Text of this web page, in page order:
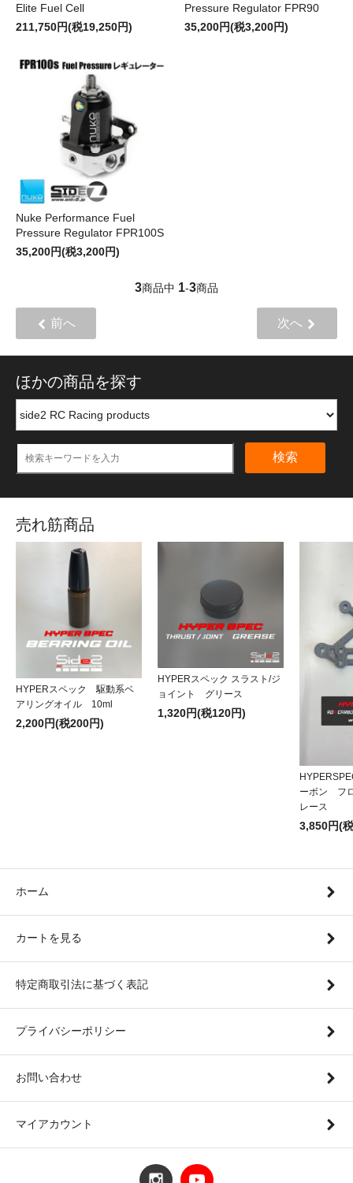
Elite Fuel Cell
211,750円(税19,250円)
Pressure Regulator FPR90
35,200円(税3,200円)
Nuke Performance Fuel
Pressure Regulator FPR100S
35,200円(税3,200円)
3商品中 1-3商品
前へ 次へ
ほかの商品を探す
検索
売れ筋商品
HYPERスペック 駆動系ベ
アリングオイル 10ml
2,200円(税200円)
HYPERスペック スラスト/ジ
ョイント グリース
1,320円(税120円)
ーボン フ
レース
3,850円(
ホーム
カートを見る
特定商取引法に基づく表記
プライバシーポリシー
お問い合わせ
マイアカウント